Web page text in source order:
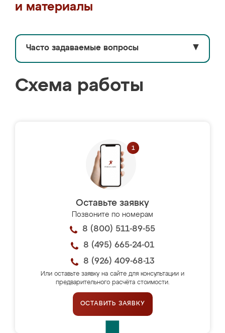
и материалы
Часто задаваемые вопросы ▼
Схема работы
Оставьте заявку
Позвоните по номерам
8 (800) 511-89-55
8 (495) 665-24-01
8 (926) 409-68-13
Или оставьте заявку на сайте для консультации и
предварительного расчёта стоимости.
ОСТАВИТЬ ЗАЯВКУ